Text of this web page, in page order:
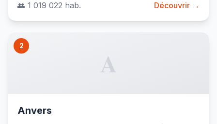
👥 1 019 022 hab. Découvrir →
2
A
Anvers